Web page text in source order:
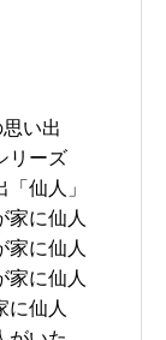
い出
リーズ
仙人」
家に仙人
家に仙人
家に仙人
に仙人